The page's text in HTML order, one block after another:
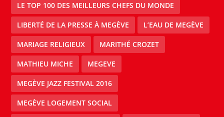
LE TOP 100 DES MEILLEURS CHEFS DU MONDE
LIBERTÉ DE LA PRESSE À MEGÈVE L’EAU DE MEGÈVE
MARIAGE RELIGIEUX MARITHÉ CROZET
MATHIEU MICHE MEGEVE
MEGÈVE JAZZ FESTIVAL 2016
MEGÈVE LOGEMENT SOCIAL